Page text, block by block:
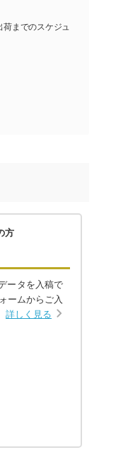
までのスケジュ
方
ータを入稿で
ームからご入
詳しく見る